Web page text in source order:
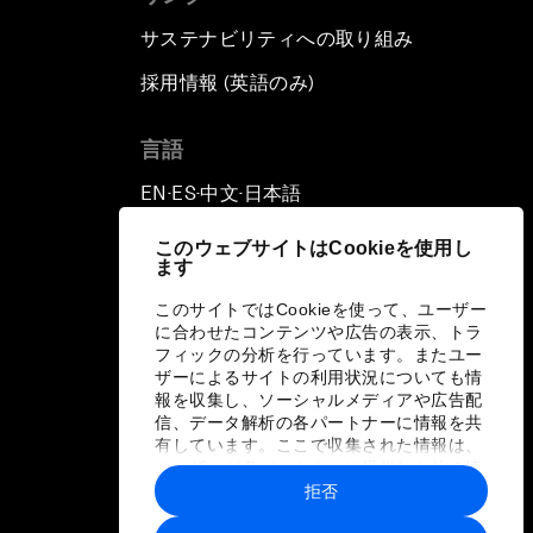
このウェブサイトはCookieを使用し
ます
このサイトではCookieを使って、ユーザー
に合わせたコンテンツや広告の表示、トラ
フィックの分析を行っています。またユー
ザーによるサイトの利用状況についても情
報を収集し、ソーシャルメディアや広告配
信、データ解析の各パートナーに情報を共
有しています。ここで収集された情報は、
ユーザーが各パートナーに提供した他の情
報や各パートナーのサービスを使用した際
に収集された情報と組み合わされ、各パー
拒否
サステナビリティへの取り組み
採用情報 (英語のみ)
言語
EN ▪ ES▪中文▪ 日本語